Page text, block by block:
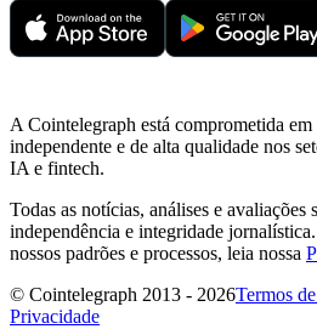
A Cointelegraph está comprometida
independente e de alta qualidade nos
IA e fintech.
Todas as notícias, análises e avaliações
independência e integridade
nossos padrões e processos, leia nossa
© Cointelegraph 2013 - 2026Termos
Privacidade